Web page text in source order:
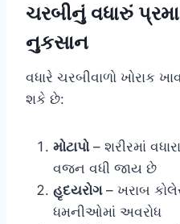
ચરબીનું વધારું
નુકસાન
વધારે ચરબીવાળો ખોરાક
શકે છે:
મોટાપો– શરીરમાં
વજન વધી જાય છે
હૃદયરોગ– ખરાબ
ધમનીઓમાં અવરોધ